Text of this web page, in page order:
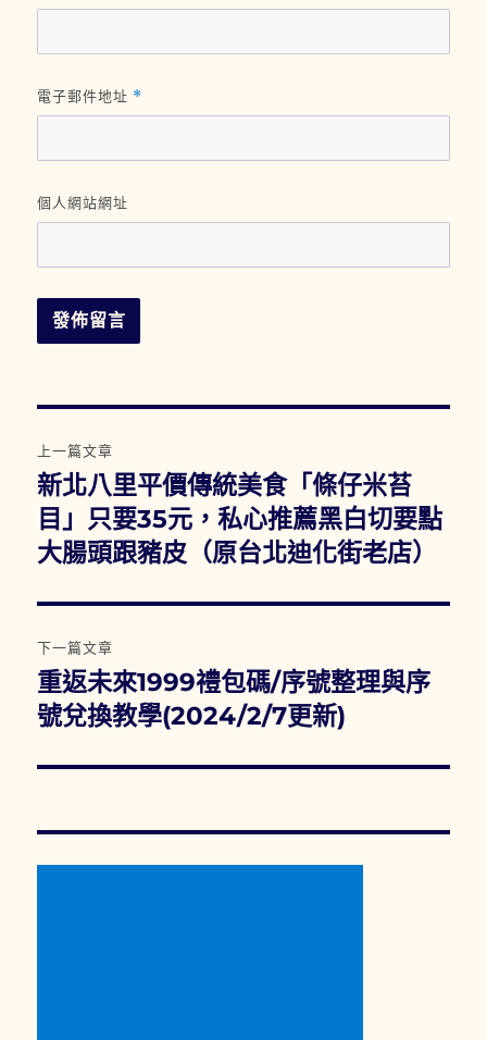
電子郵件地址 *
個人網站網址
章
導
覽
上一篇文章
上
一
篇
章:
新北八里平價傳統美食「條仔米苔
目」只要35元，私心推薦黑白切要點
大腸頭跟豬皮（原台北迪化街老店）
下一篇文章
下
一
文
重返未來1999禮包碼/序號整理與序
號兌換教學(2024/2/7更新)